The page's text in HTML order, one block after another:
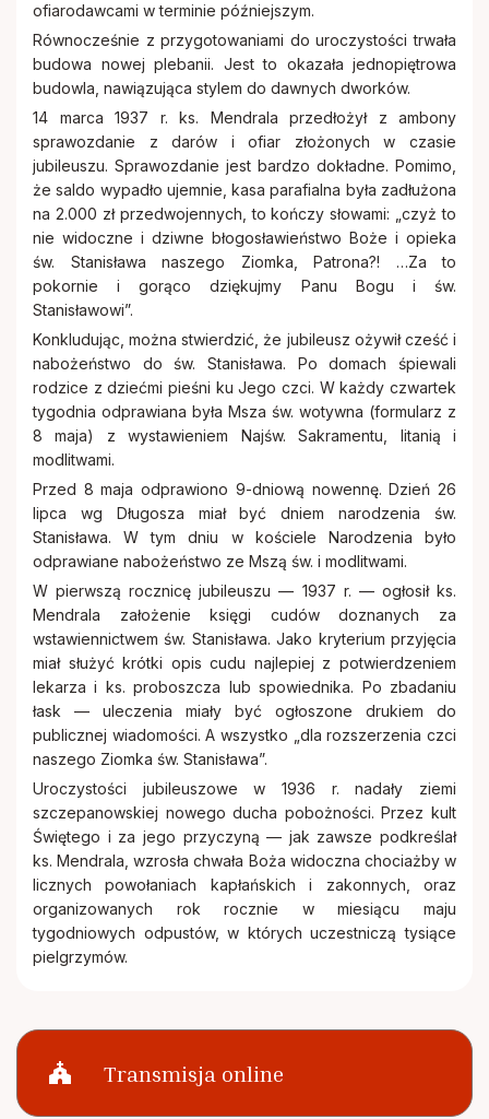
church Transmisja online
ofiarodawcami w terminie późniejszym.
Równocześnie z przygotowaniami do uroczystości trwała
budowa nowej plebanii. Jest to okazała jednopiętrowa
budowla, nawiązująca stylem do dawnych dworków.
14 marca 1937 r. ks. Mendrala przedłożył z ambony
sprawozdanie z darów i ofiar złożonych w czasie
jubileuszu. Sprawozdanie jest bardzo dokładne. Pomimo,
że saldo wypadło ujemnie, kasa parafialna była zadłużona
na 2.000 zł przedwojennych, to kończy słowami: „czyż to
nie widoczne i dziwne błogosławieństwo Boże i opieka
św. Stanisława naszego Ziomka, Patrona?! …Za to
pokornie i gorąco dziękujmy Panu Bogu i św.
Stanisławowi”.
Konkludując, można stwierdzić, że jubileusz ożywił cześć i
nabożeństwo do św. Stanisława. Po domach śpiewali
rodzice z dziećmi pieśni ku Jego czci. W każdy czwartek
tygodnia odprawiana była Msza św. wotywna (formularz z
8 maja) z wystawieniem Najśw. Sakramentu, litanią i
modlitwami.
Przed 8 maja odprawiono 9-dniową nowennę. Dzień 26
lipca wg Długosza miał być dniem narodzenia św.
Stanisława. W tym dniu w kościele Narodzenia było
odprawiane nabożeństwo ze Mszą św. i modlitwami.
W pierwszą rocznicę jubileuszu — 1937 r. — ogłosił ks.
Mendrala założenie księgi cudów doznanych za
wstawiennictwem św. Stanisława. Jako kryterium przyjęcia
miał służyć krótki opis cudu najlepiej z potwierdzeniem
lekarza i ks. proboszcza lub spowiednika. Po zbadaniu
łask — uleczenia miały być ogłoszone drukiem do
publicznej wiadomości. A wszystko „dla rozszerzenia czci
naszego Ziomka św. Stanisława”.
Uroczystości jubileuszowe w 1936 r. nadały ziemi
szczepanowskiej nowego ducha pobożności. Przez kult
Świętego i za jego przyczyną — jak zawsze podkreślał
ks. Mendrala, wzrosła chwała Boża widoczna chociażby w
licznych powołaniach kapłańskich i zakonnych, oraz
organizowanych rok rocznie w miesiącu maju
tygodniowych odpustów, w których uczestniczą tysiące
pielgrzymów.